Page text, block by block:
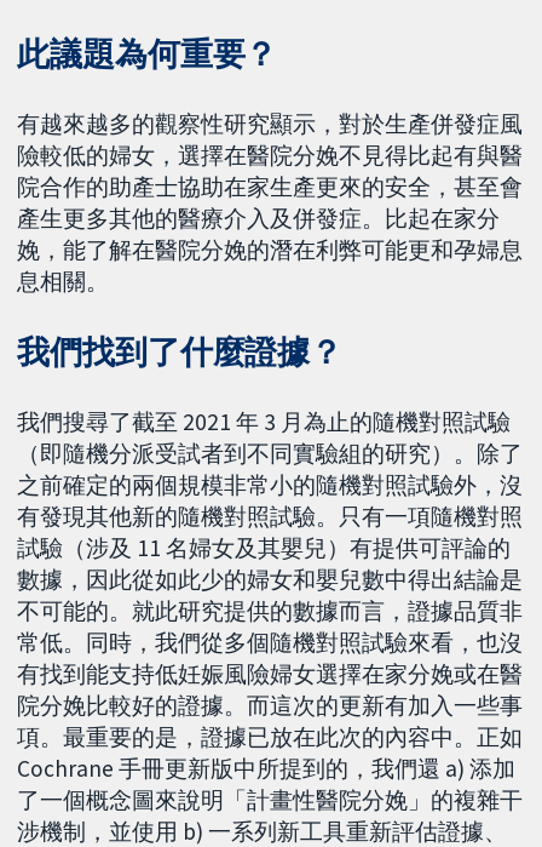
此議題為何重要？
有越來越多的觀察性研究顯示，對於生產併發症風
險較低的婦女，選擇在醫院分娩不見得比起有與醫
院合作的助產士協助在家生產更來的安全，甚至會
產生更多其他的醫療介入及併發症。比起在家分
娩，能了解在醫院分娩的潛在利弊可能更和孕婦息
息相關。
我們找到了什麼證據？
我們搜尋了截至 2021 年 3 月為止的隨機對照試驗
（即隨機分派受試者到不同實驗組的研究）。除了
之前確定的兩個規模非常小的隨機對照試驗外，沒
有發現其他新的隨機對照試驗。只有一項隨機對照
試驗（涉及 11 名婦女及其嬰兒）有提供可評論的
數據，因此從如此少的婦女和嬰兒數中得出結論是
不可能的。就此研究提供的數據而言，證據品質非
常低。同時，我們從多個隨機對照試驗來看，也沒
有找到能支持低妊娠風險婦女選擇在家分娩或在醫
院分娩比較好的證據。而這次的更新有加入一些事
項。最重要的是，證據已放在此次的內容中。正如
Cochrane 手冊更新版中所提到的，我們還 a) 添加
了一個概念圖來說明「計畫性醫院分娩」的複雜干
涉機制，並使用 b) 一系列新工具重新評估證據、